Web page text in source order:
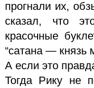
прогнали их,
сказал, что
красочные
“сатана — князь
А если это
Тогда Рику не